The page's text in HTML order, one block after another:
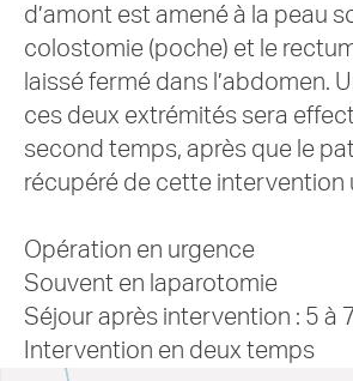
d’amont est amené à la peau
colostomie (poche) et le
laissé fermé dans l’abdomen.
ces deux extrémités sera
second temps, après que le
récupéré de cette intervention
Opération en urgence
Souvent en laparotomie
Séjour après intervention : 5 à
Intervention en deux temps